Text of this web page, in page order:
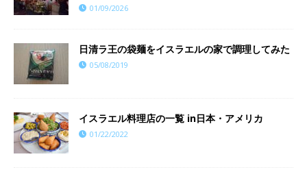
01/09/2026
日清ラ王の袋麺をイスラエルの家で調理してみた
05/08/2019
イスラエル料理店の一覧 in日本・アメリカ
01/22/2022